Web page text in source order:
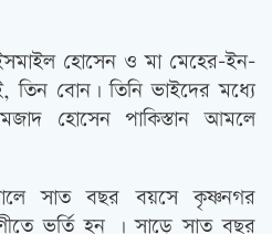
হোসেন ও মা মেহের-ইন-
তিন বোন। তিনি ভাইদের মধ্যে
হোসেন পাকিস্তান আমলে
সাত বছর বয়সে কৃষ্ণনগর
ভর্তি হন । সাড়ে সাত বছর